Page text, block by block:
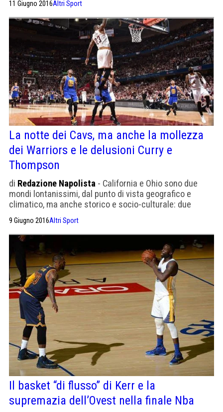
entrambi i lati del campo. Soltanto così, i Cleveland
Cavaliers avevano potuto dimezzare lo svantaggio nella
serie, perché a parità di energia, intensità […]
11 Giugno 2016Altri Sport
La notte dei Cavs, ma anche la mollezza
dei Warriors e le delusioni Curry e
Thompson
di Redazione Napolista - California e Ohio sono due
mondi lontanissimi, dal punto di vista geografico e
climatico, ma anche storico e socio-culturale: due
per quanto riguarda lo specifico delle Nba Finals 2016,
match diversissimi tra loro, a distanza di appena tre
giorni, quasi come se Cleveland Cavaliers e Golden
State Warriors […]
9 Giugno 2016Altri Sport
Il basket “di flusso” di Kerr e la
supremazia dell’Ovest nella finale Nba